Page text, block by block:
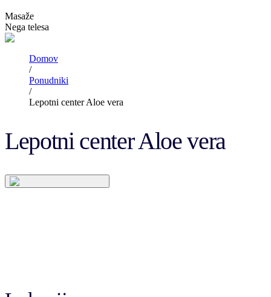
Masaže
Nega telesa
Domov
/
Ponudniki
/
Lepotni center Aloe vera
Lepotni center Aloe vera